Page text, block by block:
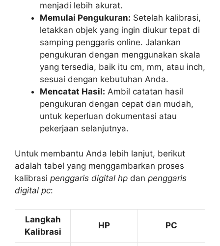
menjadi lebih akurat.
Memulai Pengukuran: Setelah kalibrasi,
letakkan objek yang ingin diukur tepat di
samping penggaris online. Jalankan
pengukuran dengan menggunakan skala
yang tersedia, baik itu cm, mm, atau inch,
sesuai dengan kebutuhan Anda.
Mencatat Hasil: Ambil catatan hasil
pengukuran dengan cepat dan mudah,
untuk keperluan dokumentasi atau
pekerjaan selanjutnya.
Untuk membantu Anda lebih lanjut, berikut
adalah tabel yang menggambarkan proses
kalibrasi penggaris digital hp dan penggaris
digital pc:
Langkah
Kalibrasi
HP PC